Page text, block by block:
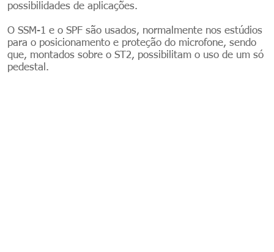
possibilidades de aplicações.
O SSM-1 e o SPF são usados, normalmente nos estúdios
para o posicionamento e proteção do microfone, sendo
que, montados sobre o ST2, possibilitam o uso de um só
pedestal.